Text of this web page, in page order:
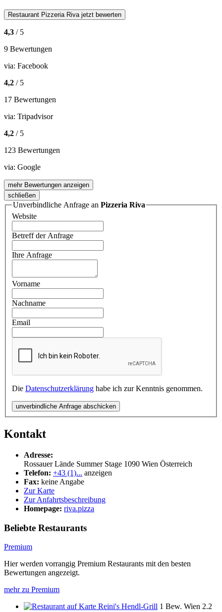
Restaurant Pizzeria Riva jetzt bewerten
4,3 / 5
9 Bewertungen
via: Facebook
4,2 / 5
17 Bewertungen
via: Tripadvisor
4,2 / 5
123 Bewertungen
via: Google
mehr Bewertungen anzeigen
schließen
Unverbindliche Anfrage an Pizzeria Riva
Website
Betreff der Anfrage
Ihre Anfrage
Vorname
Nachname
Email
Die Datenschutzerklärung habe ich zur Kenntnis genommen.
unverbindliche Anfrage abschicken
Kontakt
Adresse:
Rossauer Lände Summer Stage 1090 Wien Österreich
Telefon: +43 (1)... anzeigen
Fax: keine Angabe
Zur Karte
Zur Anfahrtsbeschreibung
Homepage: riva.pizza
Beliebte Restaurants
Premium
Hier werden vorrangig Premium Restaurants mit den besten
Bewertungen angezeigt.
mehr zu Premium
Reini's Hendl-Grill 1 Bew. Wien 2.2